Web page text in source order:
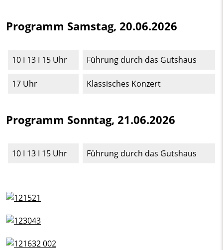
Programm Samstag, 20.06.2026
10 I 13 I 15 Uhr Führung durch das Gutshaus
17 Uhr Klassisches Konzert
Programm Sonntag, 21.06.2026
10 I 13 I 15 Uhr Führung durch das Gutshaus